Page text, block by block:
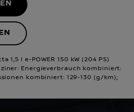
1,5 l e-POWER 150 kW (204 PS)
Energieverbrauch kombiniert:
kombiniert: 129-130 (g/km);